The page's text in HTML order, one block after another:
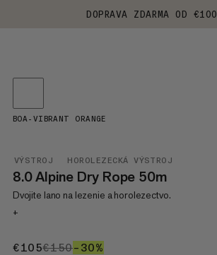
DOPRAVA ZDARMA OD €100
VÝSTROJ HOROLEZECKÁ VÝSTROJ
8.0 Alpine Dry Rope 50m
Dvojite lano na lezenie a horolezectvo.
+
€105€105
€150€150
–30%
BOA-VIBRANT ORANGE